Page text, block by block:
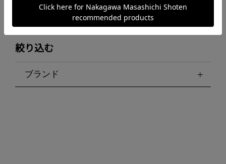
ッグ
絞り込む
ブランド